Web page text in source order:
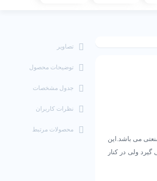
می باشد.این
ولی در کنار
تصاویر
توضیحات محصول
جدول مشخصات
نظرات کاربران
محصولات مرتبط